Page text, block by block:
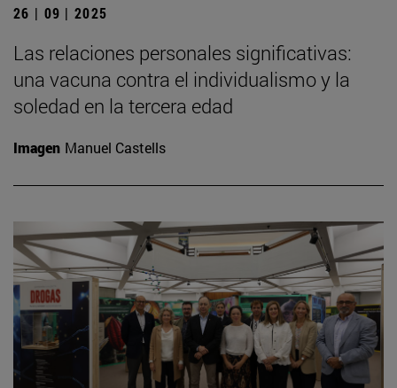
26 | 09 | 2025
Las relaciones personales significativas:
una vacuna contra el individualismo y la
soledad en la tercera edad
Imagen Manuel Castells